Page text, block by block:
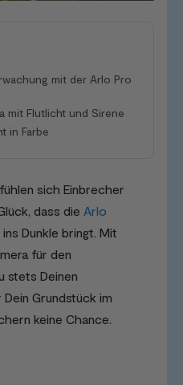
mit der Arlo Pro
mit Flutlicht und Sirene
in Farbe
sich Einbrecher
dass die Arlo
Dunkle bringt. Mit
für den
stets Deinen
Grundstück im
keine Chance.